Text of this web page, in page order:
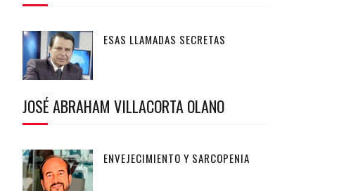
ESAS LLAMADAS SECRETAS
JOSÉ ABRAHAM VILLACORTA OLANO
ENVEJECIMIENTO Y SARCOPENIA